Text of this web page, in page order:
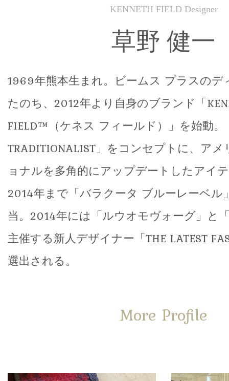
KENNETH FIELD Designer
草野 健一
1969年熊本生まれ。ビームス プラスのデ
たのち、2012年より自身のブランド「
FIELD™（ケネス フィールド）」を始動。
TRADITIONALIST」をコンセプトに、ア
ョナルを多角的にアップデートしたアイ
2014年まで「バラクータ ブルーレーベル
当。2014年には「ルウオモヴォーグ」と
主催する新人デザイナー「THE LATEST
選出される。
More Profile